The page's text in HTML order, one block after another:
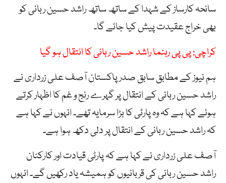
سانحہ کارساز کے شہدا کے ساتھ ساتھ راشد حسین ربانی کو
بھی خراج عقیدت پیش کیا جائے گا۔
کراچی: پی پی رہنما راشد حسین ربانی کا انتقال ہو گیا
ہم نیوز کے مطابق سابق صدر پاکستان آصف علی زرداری نے
راشد حسین ربانی کے انتقال پر گہرے رنج و غم کا اظہار کرتے
ہوئے کہا ہے کہ وہ پارٹی کا بڑا سرمایہ تھے۔ انہوں نے کہا ہے
کہ راشد حسین ربانی کے انتقال پر دلی دکھ ہوا ہے۔
آصف علی زرداری نے کہا ہے کہ پارٹی قیادت اور کارکنان
راشد حسین ربانی کی قربانیوں کو ہمیشہ یاد رکھیں گے۔ انہوں